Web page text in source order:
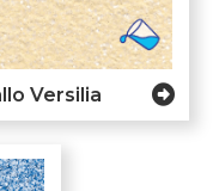
Versilia